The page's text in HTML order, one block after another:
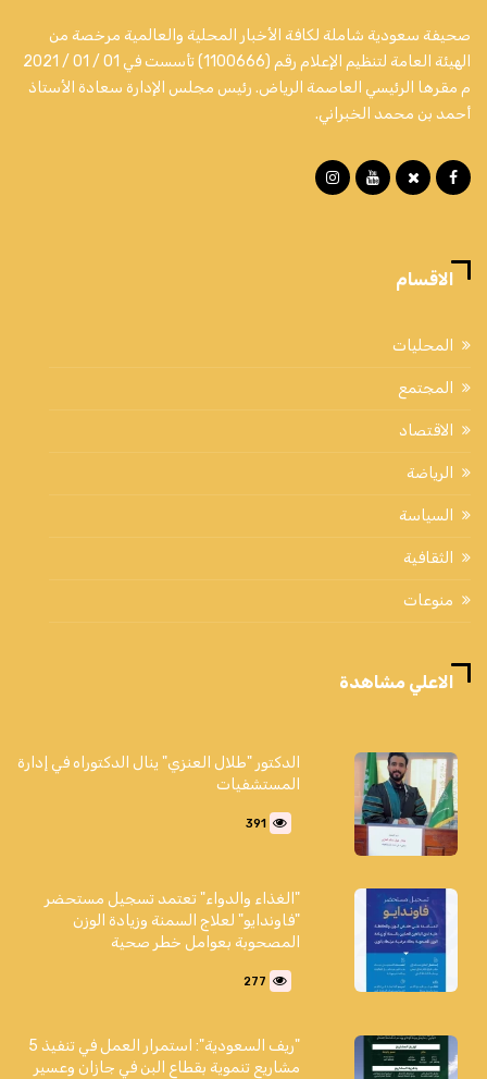
صحيفة سعودية شاملة لكافة الأخبار المحلية والعالمية مرخصة من
الهيئة العامة لتنظيم الإعلام رقم (1100666) تأسست في 01 / 01 / 2021
م مقرها الرئيسي العاصمة الرياض. رئيس مجلس الإدارة سعادة الأستاذ
أحمد بن محمد الخبراني.
الاقسام
المحليات
المجتمع
الاقتصاد
الرياضة
السياسة
الثقافية
منوعات
الاعلي مشاهدة
الدكتور "طلال العنزي" ينال الدكتوراه في إدارة
المستشفيات
391
"الغذاء والدواء" تعتمد تسجيل مستحضر
"فاوندايو" لعلاج السمنة وزيادة الوزن
المصحوبة بعوامل خطر صحية
277
"ريف السعودية": استمرار العمل في تنفيذ 5
مشاريع تنموية بقطاع البن في جازان وعسير